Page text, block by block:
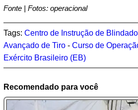
Fonte | Fotos: operacional
Tags: Centro de Instrução de
Avançado de Tiro - Curso de
Exército Brasileiro (EB)
Recomendado para você